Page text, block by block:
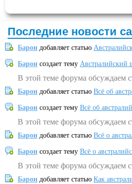
Последние новости
Барон добавляет статью
Барон создает тему Австралийский
В этой теме форума обсуждаем
Барон добавляет статью Всё об
Барон создает тему Всё об
В этой теме форума обсуждаем
Барон добавляет статью Всё о
Барон создает тему Всё о
В этой теме форума обсуждаем
Барон добавляет статью Как